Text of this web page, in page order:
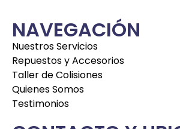
NAVEGACIÓN
Nuestros Servicios
Repuestos y Accesorios
Taller de Colisiones
Quienes Somos
Testimonios